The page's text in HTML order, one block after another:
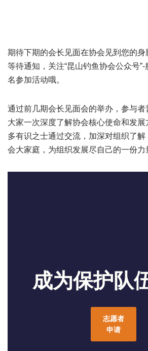
期待下期的会长见面在协会见到您的
等待通知，关注“昆山钓鱼协会公众号
名参加活动哦。
通过前几期会长见面会的举办，参与
大家一次深度了解协会核心使命和发
多有识之士通过交流，加深对组织了
会大家庭，为组织发展尽自己的一份力
成为保护队
志愿者
申请